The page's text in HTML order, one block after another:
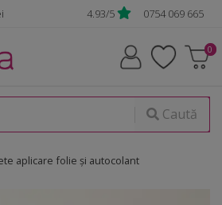
4.93/5 0754 069 665
Caută
aplicare folie şi autocolant